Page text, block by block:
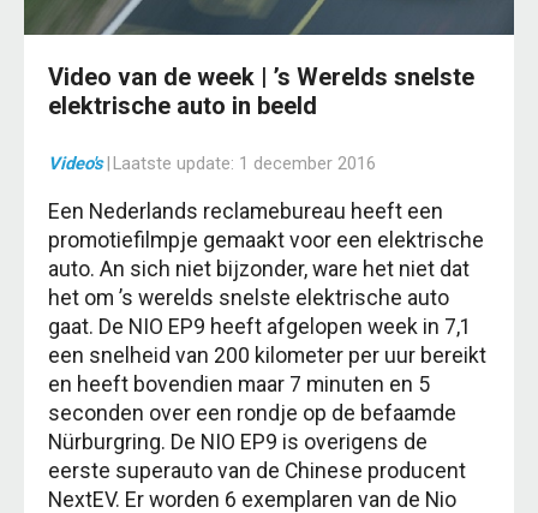
Video van de week | ’s Werelds snelste
elektrische auto in beeld
Video's|Laatste update: 1 december 2016
Een Nederlands reclamebureau heeft een
promotiefilmpje gemaakt voor een elektrische
auto. An sich niet bijzonder, ware het niet dat
het om ’s werelds snelste elektrische auto
gaat. De NIO EP9 heeft afgelopen week in 7,1
een snelheid van 200 kilometer per uur bereikt
en heeft bovendien maar 7 minuten en 5
seconden over een rondje op de befaamde
Nürburgring. De NIO EP9 is overigens de
eerste superauto van de Chinese producent
NextEV. Er worden 6 exemplaren van de Nio